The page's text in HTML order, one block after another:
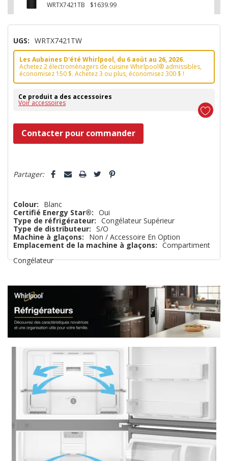
WRTX7421TB $1639.99
UGS: WRTX7421TW
Les Aubaines D'été Whirlpool, du 6 aoüt au 26, 2026.
Achetez 2 électroménagers de cuisine Whirlpool® admissibles,
économisez 150 $. Achetez 3 ou plus, économisez 300 $ !
Ce produit a des accessoires
Voir accessoires
Dépêchez-
vous!
n’en
plus
que
Contacter pour commander
Partager:
Colour:
Blanc
Certifié Energy Star®: Oui
Type de réfrigérateur: Congélateur Supérieur
Type de distributeur: S/O
Machine à glaçons:
Non / Accessoire En Option
Emplacement de la machine à glaçons: Compartiment
Congélateur